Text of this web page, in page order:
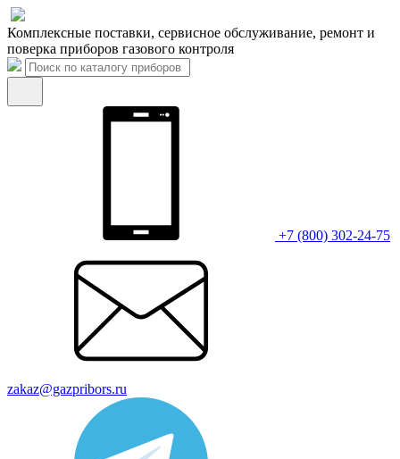
Комплексные поставки, сервисное обслуживание, ремонт и
поверка приборов газового контроля
+7 (800) 302-24-75
zakaz@gazpribors.ru